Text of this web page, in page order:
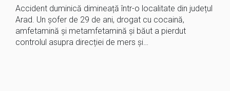
Accident duminică dimineață într-o localitate din județul
Arad. Un șofer de 29 de ani, drogat cu cocaină,
amfetamină și metamfetamină și băut a pierdut
controlul asupra direcției de mers și…